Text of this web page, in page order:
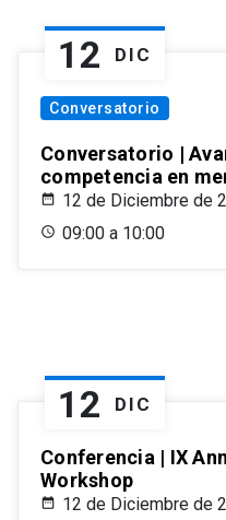
12 DIC
Conversatorio
Conversatorio |
competencia en
12 de Diciembre de
09:00 a 10:00
12 DIC
Conferencia | IX
Workshop
12 de Diciembre de